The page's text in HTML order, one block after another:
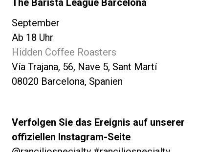
September
Ab 18 Uhr
Hidden Coffee Roasters
Vía Trajana, 56, Nave 5, Sant Martí
08020 Barcelona, Spanien
Verfolgen Sie das Ereignis auf unserer
offiziellen Instagram-Seite